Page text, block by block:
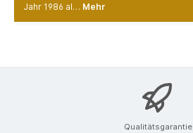
Jahr 1986 al… Mehr
Qualitätsgarantie